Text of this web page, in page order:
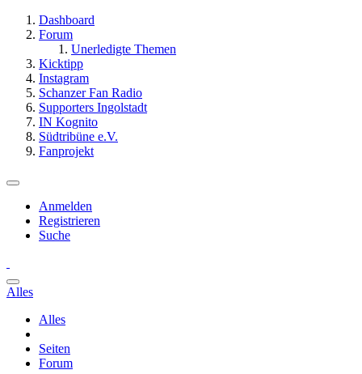
Dashboard
Forum
Unerledigte Themen
Kicktipp
Instagram
Schanzer Fan Radio
Supporters Ingolstadt
IN Kognito
Südtribüne e.V.
Fanprojekt
Anmelden
Registrieren
Suche
Alles
Alles
Seiten
Forum